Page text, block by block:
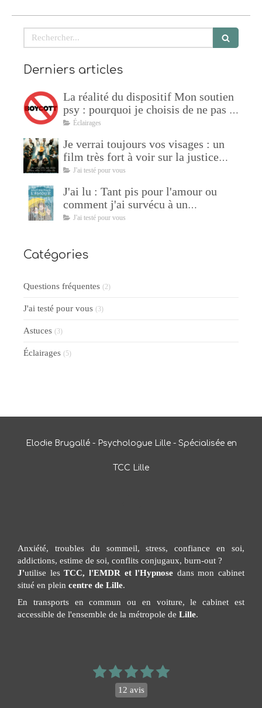
Rechercher
Derniers articles
La réalité du dispositif Mon soutien
psy : pourquoi je choisis de ne pas y
adhérer !
Éclairages
Je verrai toujours vos visages : un
film très fort à voir sur la justice
restaurative
J'ai testé pour vous
J'ai lu : Tant pis pour l'amour ou
comment j'ai survécu à un
manipulateur de Sophie Lambda
J'ai testé pour vous
Catégories
Questions fréquentes (2)
J'ai testé pour vous (3)
Astuces (3)
Éclairages (5)
Elodie Brugallé - Psychologue Lille - Spécialisée en
TCC Lille
Anxiété, troubles du sommeil, stress, confiance en soi,
addictions, estime de soi, conflits conjugaux, burn-out ?
J'utilise lesTCC, l'EMDR et l'Hypnose dans mon cabinet
situé en plein centre de Lille.
En transports en commun ou en voiture, le cabinet est
accessible de l'ensemble de la métropole de Lille.
12 avis